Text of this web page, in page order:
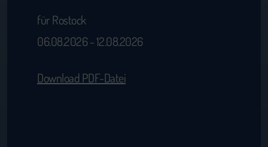
für Rostock
06.08.2026 - 12.08.2026
Download PDF-Datei